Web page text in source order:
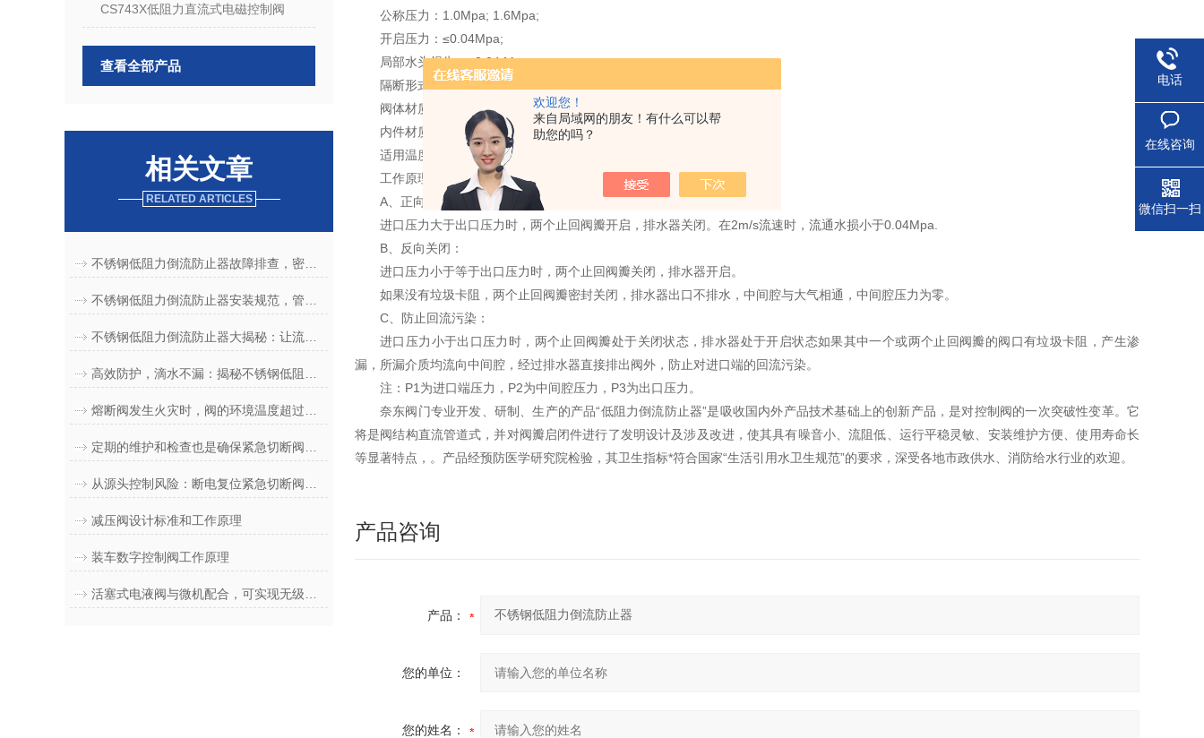
欢迎您！
来自局域网的朋友！有什么可以帮
助您的吗？
CS743X低阻力直流式电磁控制阀
查看全部产品
相关文章
RELATED ARTICLES
减压阀设计标准和工作原理
装车数字控制阀工作原理
公称压力：1.0Mpa; 1.6Mpa;
开启压力：≤0.04Mpa;
局部水头损失：≤0.04 Mpa;
隔断形式：空气隔断或零压隔断;
阀体材质：球墨铸铁;
内件材质：304不锈钢;
适用温度：≤65℃。
工作原理：
A、正向通水：
进口压力大于出口压力时，两个止回阀瓣开启，排水器关闭。在2m/s流速时，流通水损小于0.04Mpa.
B、反向关闭：
进口压力小于等于出口压力时，两个止回阀瓣关闭，排水器开启。
如果没有垃圾卡阻，两个止回阀瓣密封关闭，排水器出口不排水，中间腔与大气相通，中间腔压力为零。
C、防止回流污染：
进口压力小于出口压力时，两个止回阀瓣处于关闭状态，排水器处于开启状态如果其中一个或两个止回阀瓣的阀口有垃圾卡阻，产生渗
漏，所漏介质均流向中间腔，经过排水器直接排出阀外，防止对进口端的回流污染。
注：P1为进口端压力，P2为中间腔压力，P3为出口压力。
奈东阀门专业开发、研制、生产的产品“低阻力倒流防止器”是吸收国内外产品技术基础上的创新产品，是对控制阀的一次突破性变革。它
将是阀结构直流管道式，并对阀瓣启闭件进行了发明设计及涉及改进，使其具有噪音小、流阻低、运行平稳灵敏、安装维护方便、使用寿命长
等显著特点，。产品经预防医学研究院检验，其卫生指标*符合国家“生活引用水卫生规范”的要求，深受各地市政供水、消防给水行业的欢迎。
产品咨询
产品：
您的单位：
您的姓名：
电话
在线咨询
微信扫一扫